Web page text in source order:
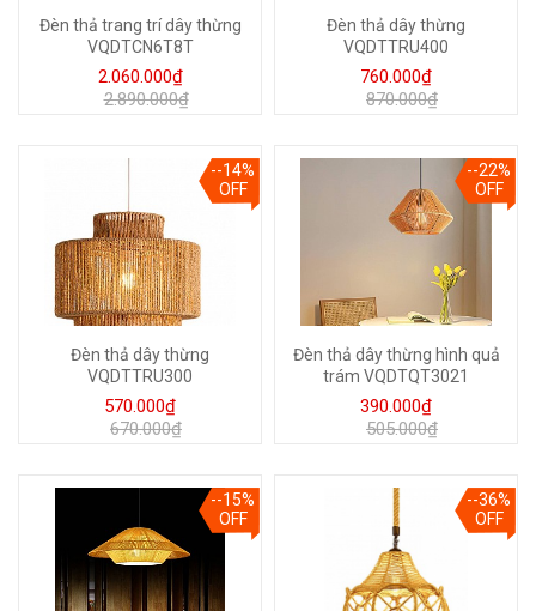
Đèn thả trang trí dây thừng
VQDTCN6T8T
2.060.000₫
2.890.000₫
Đèn thả dây thừng
VQDTTRU400
760.000₫
870.000₫
--14%
OFF
Đèn thả dây thừng
VQDTTRU300
570.000₫
670.000₫
--22%
OFF
Đèn thả dây thừng hình quả
trám VQDTQT3021
390.000₫
505.000₫
--15%
OFF
--36%
OFF